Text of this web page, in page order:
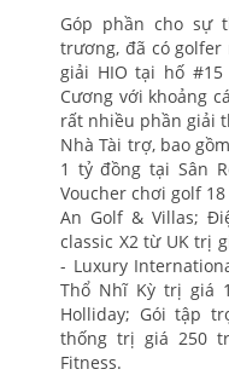
Góp phần cho sự
trương, đã có golfer
giải HIO tại hố
Cương với khoảng
rất nhiều phần giải
Nhà Tài trợ, bao
1 tỷ đồng tại Sân
Voucher chơi golf
An Golf & Villas;
classic X2 từ UK trị
- Luxury
Thổ Nhĩ Kỳ trị giá
Holliday; Gói tập
thống trị giá 250
Fitness.